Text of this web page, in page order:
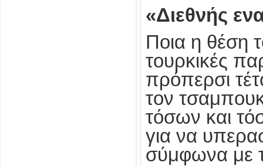
«Διεθνής
Ποια η θέση
τουρκικές
πρόπερσι
τον
τόσων και
για να
σύμφωνα με